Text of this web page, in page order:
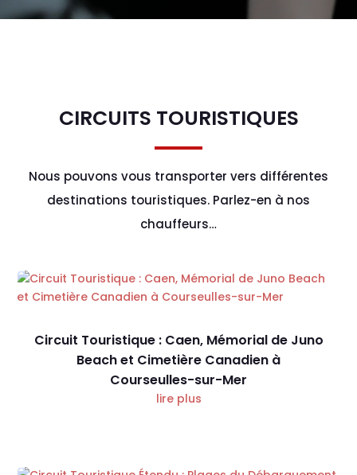
CIRCUITS TOURISTIQUES
Nous pouvons vous transporter vers différentes
destinations touristiques. Parlez-en à nos
chauffeurs…
Circuit Touristique : Caen, Mémorial de Juno
Beach et Cimetière Canadien à
Courseulles-sur-Mer
lire plus